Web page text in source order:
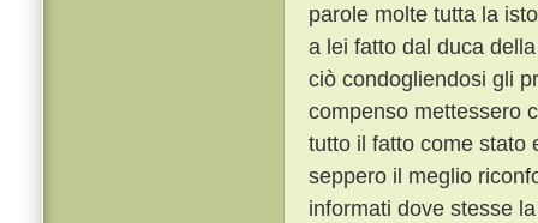
parole molte tutta la
a lei fatto dal duca
ciò condogliendosi gli
compenso mettessero
tutto il fatto come stato
seppero il meglio
informati dove stesse